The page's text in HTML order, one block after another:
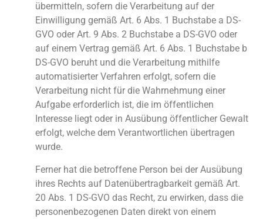
übermitteln, sofern die Verarbeitung auf der
Einwilligung gemäß Art. 6 Abs. 1 Buchstabe a DS-
GVO oder Art. 9 Abs. 2 Buchstabe a DS-GVO oder
auf einem Vertrag gemäß Art. 6 Abs. 1 Buchstabe b
DS-GVO beruht und die Verarbeitung mithilfe
automatisierter Verfahren erfolgt, sofern die
Verarbeitung nicht für die Wahrnehmung einer
Aufgabe erforderlich ist, die im öffentlichen
Interesse liegt oder in Ausübung öffentlicher Gewalt
erfolgt, welche dem Verantwortlichen übertragen
wurde.
Ferner hat die betroffene Person bei der Ausübung
ihres Rechts auf Datenübertragbarkeit gemäß Art.
20 Abs. 1 DS-GVO das Recht, zu erwirken, dass die
personenbezogenen Daten direkt von einem